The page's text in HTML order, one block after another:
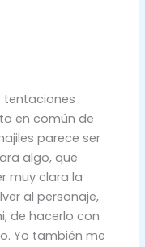
tentaciones
en común de
parece ser
algo, que
muy clara la
al personaje,
de hacerlo con
Yo también me